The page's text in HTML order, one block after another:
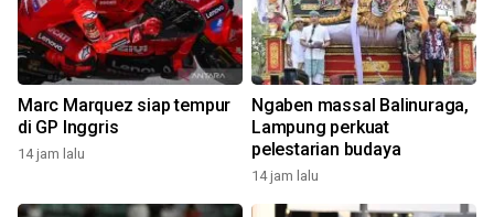
Marc Marquez siap tempur
di GP Inggris
14 jam lalu
Ngaben massal Balinuraga,
Lampung perkuat
pelestarian budaya
14 jam lalu